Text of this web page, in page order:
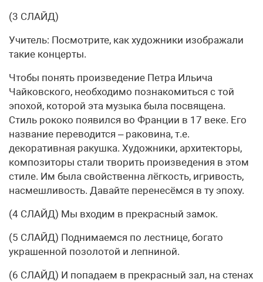
(3 СЛАЙД)
Учитель: Посмотрите, как художники изображали
такие концерты.
Чтобы понять произведение Петра Ильича
Чайковского, необходимо познакомиться с той
эпохой, которой эта музыка была посвящена.
Стиль рококо появился во Франции в 17 веке. Его
название переводится – раковина, т.е.
декоративная ракушка. Художники, архитекторы,
композиторы стали творить произведения в этом
стиле. Им была свойственна лёгкость, игривость,
насмешливость. Давайте перенесёмся в ту эпоху.
(4 СЛАЙД) Мы входим в прекрасный замок.
(5 СЛАЙД) Поднимаемся по лестнице, богато
украшенной позолотой и лепниной.
(6 СЛАЙД) И попадаем в прекрасный зал, на стенах